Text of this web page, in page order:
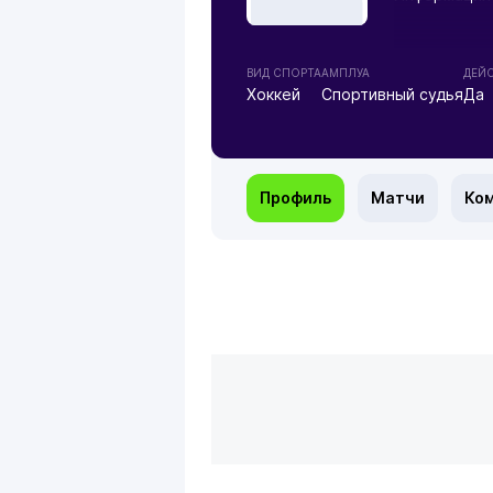
ВИД СПОРТА
Хоккей
АМПЛУА
Спортивный судьяДа
Профиль Матчи